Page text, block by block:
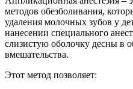
методов обезболивания,
удаления молочных зубов у
нанесении специального
слизистую оболочку десны в
вмешательства.
Этот метод позволяет: